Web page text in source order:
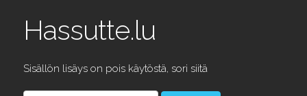
Hassutte.lu
Sisällön lisäys on pois käytöstä, sori siitä